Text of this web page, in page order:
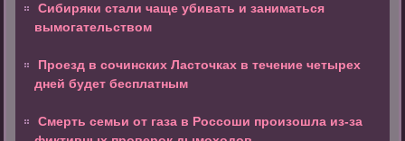
Сибиряки стали чаще убивать и заниматься
вымогательством
Проезд в сочинских Ласточках в течение четырех
дней будет бесплатным
Смерть семьи от газа в Россоши произошла из-за